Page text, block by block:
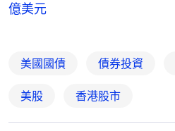
億美元
美國國債 債券投資
美股 香港股市